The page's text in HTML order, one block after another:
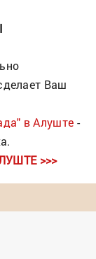
Ваш
в Алуште -
>>>